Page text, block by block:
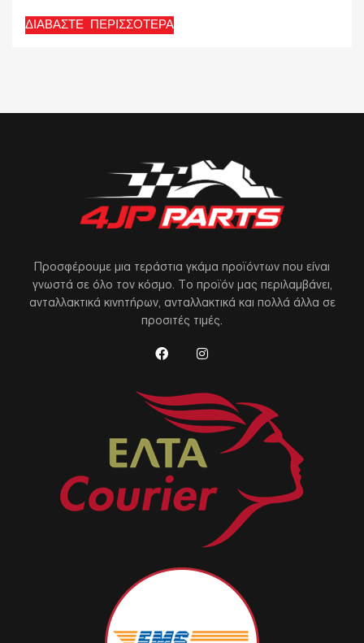
ΔΙΑΒΆΣΤΕ ΠΕΡΙΣΣΌΤΕΡΑ
Προσφέρουμε μια τεράστια γκάμα προϊόντων που είναι
γνωστά σε όλο τον κόσμο. Το προϊόν μας περιλαμβάνει,
ανταλλακτικά κινητήρων, ανταλλακτικά και πολλά άλλα σε
προσιτές τιμές.